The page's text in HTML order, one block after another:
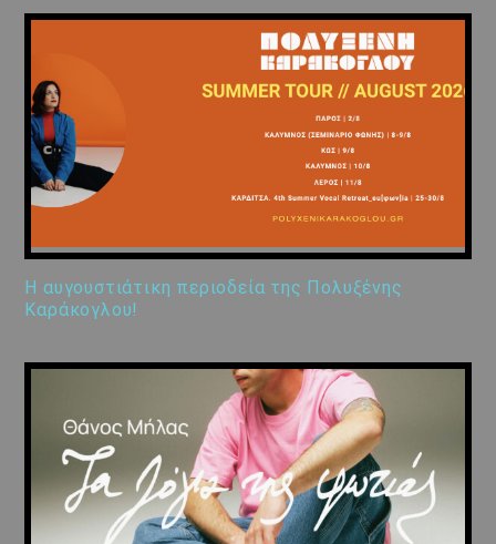
Η αυγουστιάτικη περιοδεία της Πολυξένης
Καράκογλου!